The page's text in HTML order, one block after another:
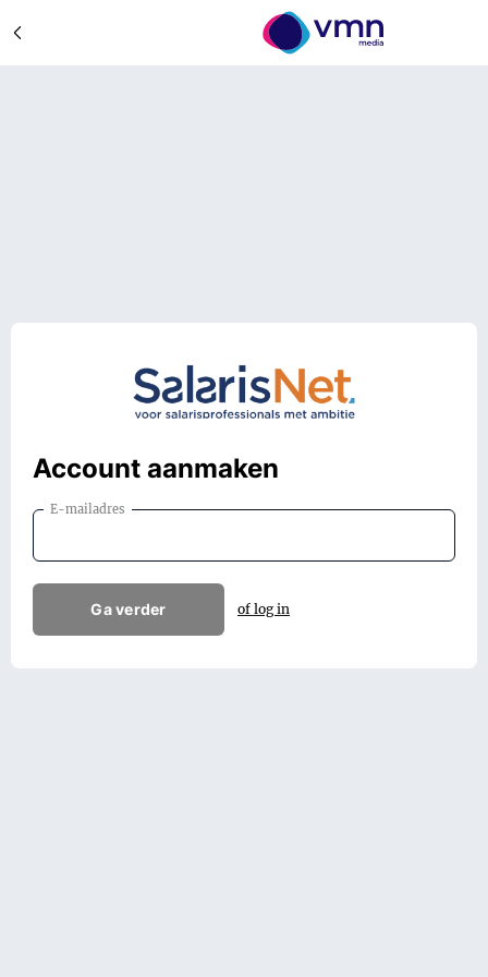
Account aanmaken
E-mailadres
Ga verder of log in